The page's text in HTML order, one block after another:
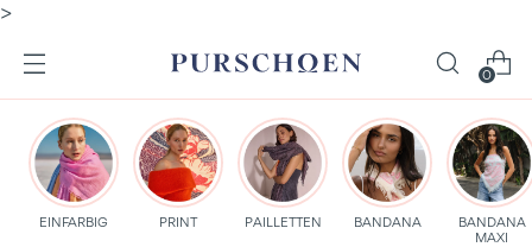
>
0
EINFARBIG PRINT PAILLETTEN BANDANA
BANDANA
MAXI